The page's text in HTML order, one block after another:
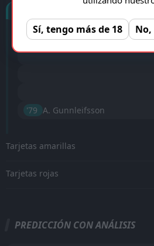
'79 ︎ A. Gunnleifsson
Tarjetas amarillas
Tarjetas rojas
PREDICCIÓN CON ANÁLISIS
Sí, tengo más de 18